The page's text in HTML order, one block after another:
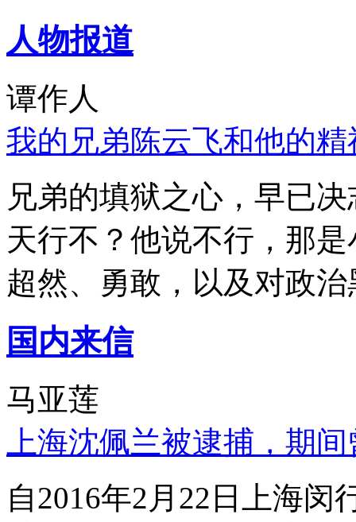
人物报道
谭作人
我的兄弟陈云飞和他的
兄弟的填狱之心，早已
天行不？他说不行，那
超然、勇敢，以及对政
国内来信
马亚莲
上海沈佩兰被逮捕，期
自2016年2月22日上海